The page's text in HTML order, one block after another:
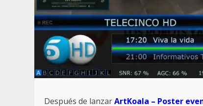
Después de lanzarArtKoala – Poster